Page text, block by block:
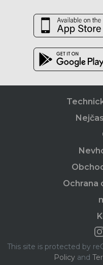
Ochrana
This site is protected by
Policy and